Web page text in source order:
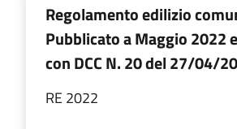
Regolamento edilizio
Pubblicato a Maggio 2022
con DCC N. 20 del 27/04/
RE 2022